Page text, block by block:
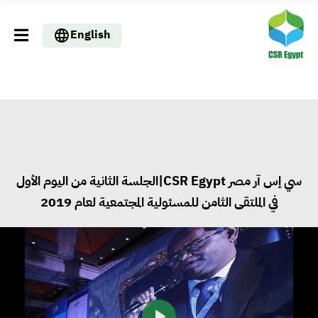
English
سي إس آر مصر CSR Egypt|الجلسة الثانية من اليوم الأول
في الملتقى الثامن للمسئولية المجتمعية لعام 2019